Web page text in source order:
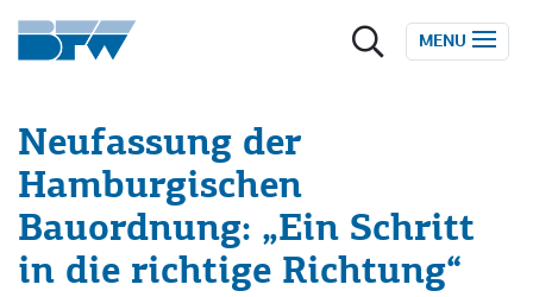
Zum Inhalt springen
MENU
Neufassung der
Hamburgischen
Bauordnung: „Ein Schritt
in die richtige Richtung“